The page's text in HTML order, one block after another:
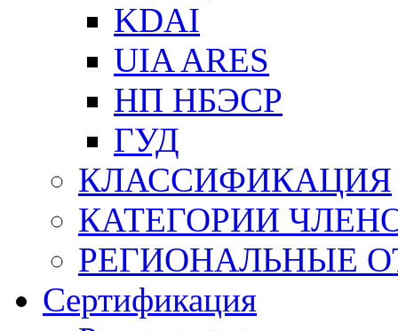
KDAI
UIA ARES
НП НБЭСР
ГУД
КЛАССИФИКАЦИЯ
КАТЕГОРИИ
РЕГИОНАЛЬНЫЕ
Сертификация